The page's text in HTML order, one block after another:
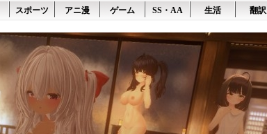
スポーツ アニ漫 ゲーム SS・AA 生活 翻訳